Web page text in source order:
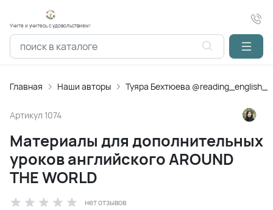
Учите и учитесь с удовольствием!
Главная Наши авторы Туяра Бехтюева @reading_english_
Артикул 1074
Материалы для дополнительных
уроков английского AROUND
THE WORLD
нет отзывов